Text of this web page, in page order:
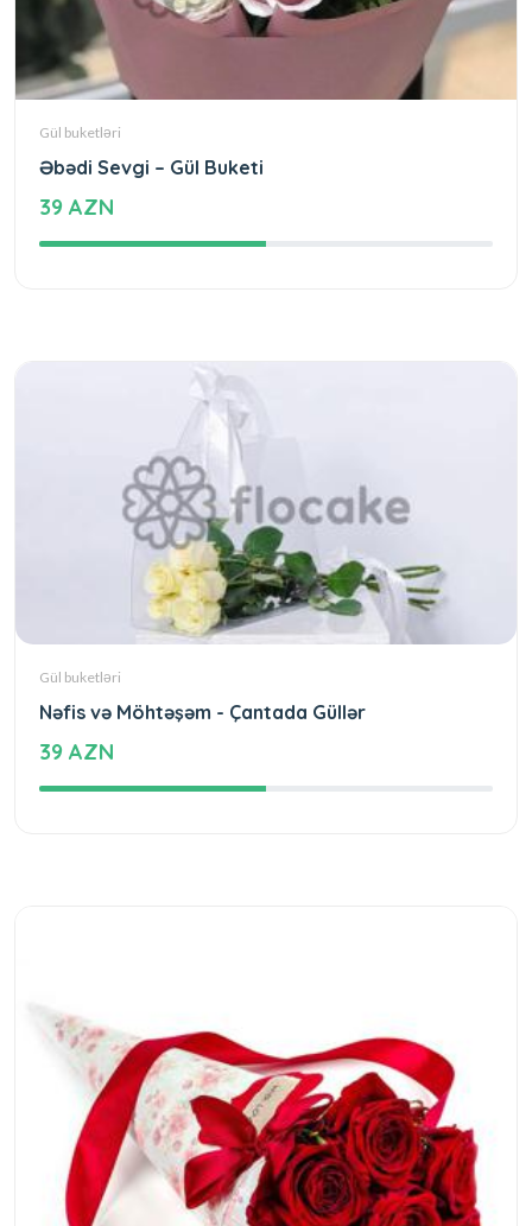
Gül buketləri
Əbədi Sevgi – Gül Buketi
39 AZN
Gül buketləri
Nəfis və Möhtəşəm - Çantada Güllər
39 AZN